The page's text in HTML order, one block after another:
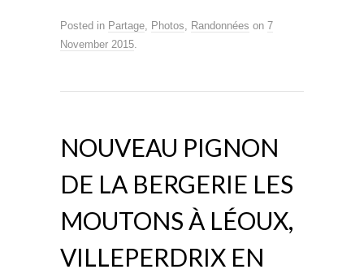
Posted in Partage, Photos, Randonnées on 7
November 2015.
NOUVEAU PIGNON
DE LA BERGERIE LES
MOUTONS À LÉOUX,
VILLEPERDRIX EN